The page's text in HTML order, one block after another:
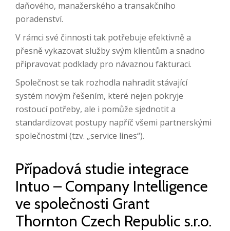
daňového, manažerského a transakčního
poradenství.
V rámci své činnosti tak potřebuje efektivně a
přesně vykazovat služby svým klientům a snadno
připravovat podklady pro návaznou fakturaci.
Společnost se tak rozhodla nahradit stávající
systém novým řešením, které nejen pokryje
rostoucí potřeby, ale i pomůže sjednotit a
standardizovat postupy napříč všemi partnerskými
společnostmi (tzv. „service lines“).
Případová studie integrace
Intuo – Company Intelligence
ve společnosti Grant
Thornton Czech Republic s.r.o.